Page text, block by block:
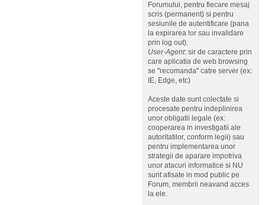
Forumului, pentru fiecare mesaj
scris (permanent) si pentru
sesiunile de autentificare (pana
la expirarea lor sau invalidare
prin log out).
User-Agent: sir de caractere prin
care aplicatia de web browsing
se "recomanda" catre server (ex:
IE, Edge, etc)
Aceste date sunt colectate si
procesate pentru indeplinirea
unor obligatii legale (ex:
cooperarea in investigatii ale
autoritatilor, conform legii) sau
pentru implementarea unor
strategii de aparare impotriva
unor atacuri informatice si NU
sunt afisate in mod public pe
Forum, membrii neavand acces
la ele.